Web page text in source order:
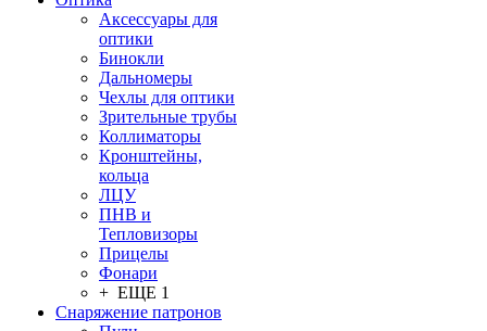
Аксессуары для
оптики
Бинокли
Дальномеры
Чехлы для оптики
Зрительные трубы
Коллиматоры
Кронштейны,
кольца
ЛЦУ
ПНВ и
Тепловизоры
Прицелы
Фонари
+ ЕЩЕ 1
Снаряжение патронов